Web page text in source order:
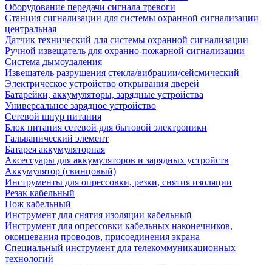
Оборудование передачи сигнала тревоги
Станция сигнализации для системы охранной сигнализации
центральная
Датчик технический для системы охранной сигнализации
Ручной извещатель для охранно-пожарной сигнализации
Система дымоудаления
Извещатель разрушения стекла/вибрации/сейсмический
Электрическое устройство открывания дверей
Батарейки, аккумуляторы, зарядные устройства
Универсальное зарядное устройство
Сетевой шнур питания
Блок питания сетевой для бытовой электроники
Гальванический элемент
Батарея аккумуляторная
Аксессуары для аккумуляторов и зарядных устройств
Аккумулятор (свинцовый)
Инструменты для опрессовки, резки, снятия изоляции
Резак кабельный
Нож кабельный
Инструмент для снятия изоляции кабельный
Инструмент для опрессовки кабельных наконечников,
оконцевания проводов, присоединения экрана
Специальный инструмент для телекоммуникационных
технологий